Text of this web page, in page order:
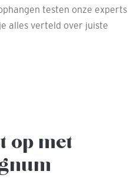
testen onze experts
alles verteld over juiste
op met